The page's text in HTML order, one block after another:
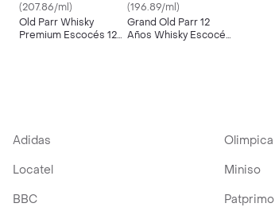
(207.86/ml)
Old Parr Whisky
Premium Escocés 12
(196.89/ml)
Grand Old Parr 12
Años Whisky Escocés
Adidas Olimpica
Locatel
Miniso
BBC
Patprimo